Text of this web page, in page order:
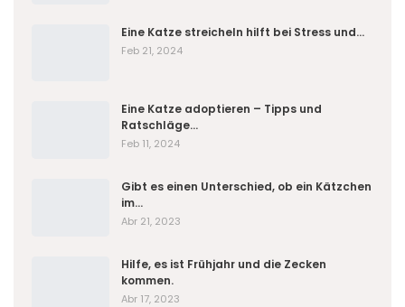
Eine Katze streicheln hilft bei Stress und…
Feb 21, 2024
Eine Katze adoptieren – Tipps und
Ratschläge…
Feb 11, 2024
Gibt es einen Unterschied, ob ein Kätzchen
im…
Abr 21, 2023
Hilfe, es ist Frühjahr und die Zecken
kommen.
Abr 17, 2023